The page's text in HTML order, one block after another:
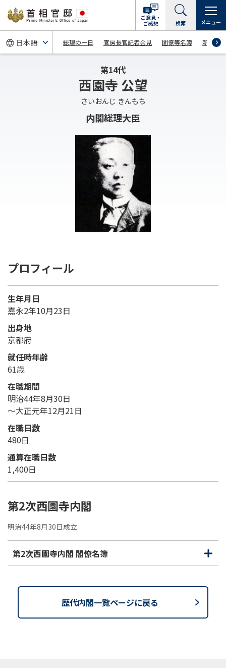
総理の一日 官房長官記者会見 閣僚等名簿 新着情報
ご意見・
ご感想
検索 メニュー
西園寺 公望
さいおんじ きんもち
第14代
内閣総理大臣
プロフィール
生年月日
嘉永2年10月23日
出身地
京都府
就任時年齢
61歳
在職期間
明治44年8月30日
～大正元年12月21日
在職日数
480日
通算在職日数
1,400日
第2次西園寺内閣
明治44年8月30日成立
第2次西園寺内閣 閣僚名簿
開
く
閉
じ
歴代内閣一覧ページに戻る